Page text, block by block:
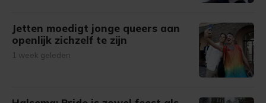
Jetten moedigt jonge queers aan
openlijk zichzelf te zijn
1 week geleden